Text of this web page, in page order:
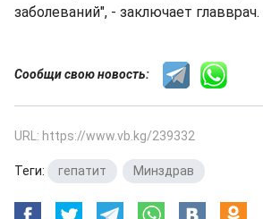
заболеваний", - заключает главврач.
Сообщи свою новость:
URL: https://www.vb.kg/239332
Теги: гепатит Минздрав